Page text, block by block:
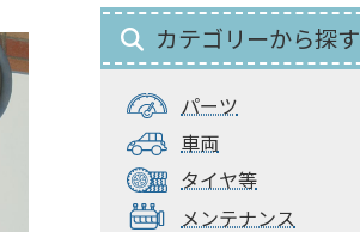
カテゴリーから探す
パーツ
車両
タイヤ等
メンテナンス